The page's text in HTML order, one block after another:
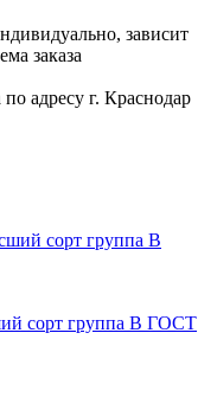
зависит
заказа
адресу г. Краснодар
сорт группа В ГОСТ